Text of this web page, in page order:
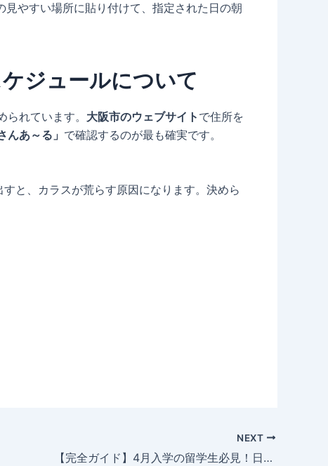
やすい場所に貼り付けて、指定された日の朝
ジュールについて
れています。 大阪市のウェブサイト で住所を
んあ～る」 で確認するのが最も確実です。
と、カラスが荒らす原因になります。決めら
NEXT
【完全ガイド】4月入学の留学生必見！日本での新生活準備パーフェクトチェックリスト